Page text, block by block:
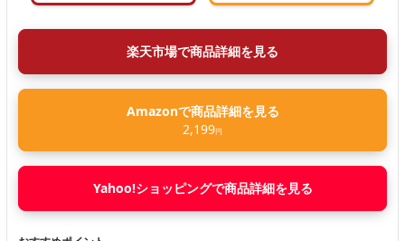
楽天市場で商品詳細を見る
Amazonで商品詳細を見る
2,199円
Yahoo!ショッピングで商品詳細を見る